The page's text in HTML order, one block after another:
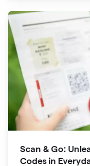
evolved into
way we explore
Scan & Go:
Codes in